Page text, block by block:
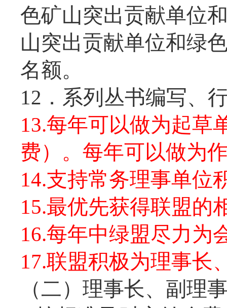
色矿山突出贡献单位
山突出贡献单位和绿
名额。
12．系列丛书编写、
13.每年可以做为起草
费）。每年可以做为
14.支持常务理事单位
15.最优先获得联盟的
16.每年中绿盟尽力为
17.联盟积极为理事长
（二）理事长、副理